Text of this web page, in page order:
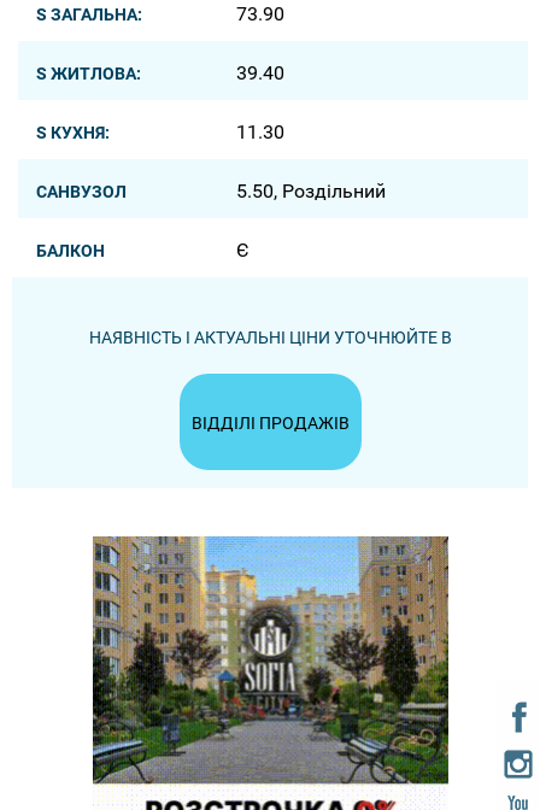
S ЗАГАЛЬНА: 73.90
S ЖИТЛОВА: 39.40
S КУХНЯ: 11.30
САНВУЗОЛ 5.50, Роздільний
БАЛКОН Є
НАЯВНІСТЬ І АКТУАЛЬНІ ЦІНИ УТОЧНЮЙТЕ В
ВІДДІЛІ ПРОДАЖІВ